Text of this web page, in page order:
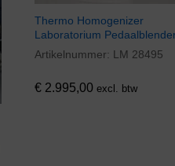
Thermo Homogenizer
Laboratorium
Artikelnummer: LM 28495
€2.995,00 excl. btw
€2.995,00